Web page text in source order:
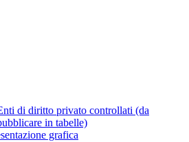
di diritto privato controllati (da
in tabelle)
grafica